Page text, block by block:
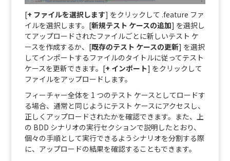
[+ ファイルを選択します] をクリックして .feature ファ
イルを選択します。 [新規テスト ケースの追加] を選択し
てアップロードされたファイルごとに新しいテスト ケ
ースを作成するか、[既存のテスト ケースの更新] を選択
してインポートするファイルのタイトルに従ってテスト
ケースを更新できます。 [+ インポート] をクリックして
ファイルをアップロードします。
フィーチャー全体を 1 つのテスト ケースとしてロードす
る場合、通常と同じようにテスト ケースにアクセスし、
正しくアップロードされたかを確認できます。また、上
の BDD シナリオの実行セクションで説明したとおり、
個々の手順として実行できるようシナリオを分割する際
に、アップロードの結果を確認することもできます。